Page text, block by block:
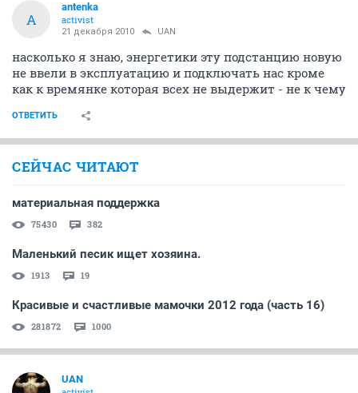
A
antenka
activist
21 декабря 2010 UAN
насколько я знаю, энергетики эту подстанцию новую
не ввели в эксплуатацию и подключать нас кроме
как к времянке которая всех не выдержит - не к чему
ОТВЕТИТЬ
СЕЙЧАС ЧИТАЮТ
материальная поддержка
75430 382
Маленький песик ищет хозяина.
1913 19
Красивые и счастливые мамочки 2012 года (часть 16)
281872 1000
UAN